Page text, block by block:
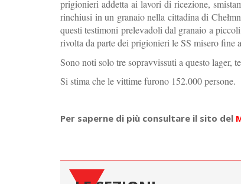
prigionieri addetta ai lavori di ricezione,
rinchiusi in un granaio nella cittadina di
questi testimoni prelevadoli dal granaio a
rivolta da parte dei prigionieri le SS misero fine
Sono noti solo tre sopravvissuti a questo lager,
Si stima che le vittime furono 152.000 persone.
Per saperne di più consultare il sito del